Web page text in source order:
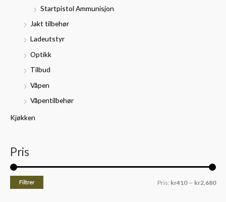
Startpistol Ammunisjon
Jakt tilbehør
Ladeutstyr
Optikk
Tilbud
Våpen
Våpentilbehør
Kjøkken
Pris
Filtrer Pris: kr410— kr2,680